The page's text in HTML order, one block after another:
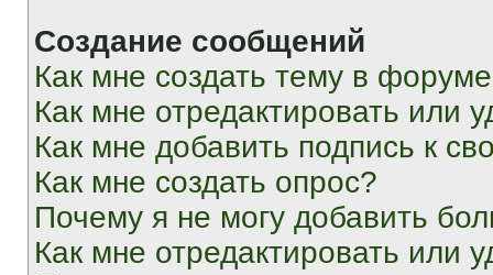
Создание сообщений
Как мне создать тему в
Как мне отредактировать или
Как мне добавить подпись к
Как мне создать опрос?
Почему я не могу добавить
Как мне отредактировать или